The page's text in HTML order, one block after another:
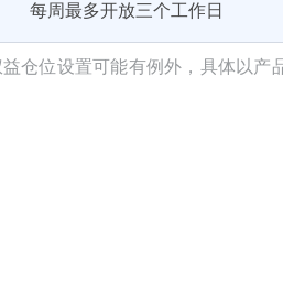
每周最多开放三个工作日
仓位设置可能有例外，具体以产